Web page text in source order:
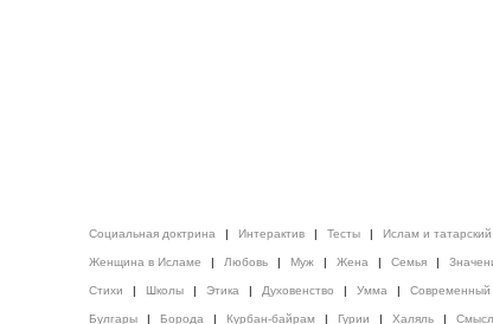
Социальная доктрина | Интерактив | Тесты | Ислам и
Женщина в Исламе | Любовь | Муж | Жена | Семья |
Стихи | Школы | Этика | Духовенство | Умма | Современный
Булгары | Борода | Курбан-байрам | Гурии | Халяль |